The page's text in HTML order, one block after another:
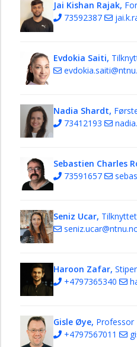
Jai Kishan Rajak,
73592387
Evdokia Saiti,
Nadia Shardt,
73412193
Sebastien Charles
73591657
Seniz Ucar,
Haroon Zafar,
+4797365340
Gisle Øye, Professor
+4797567011